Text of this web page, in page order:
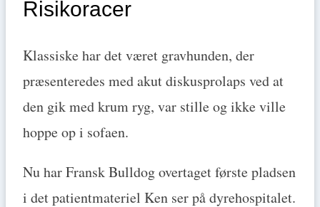
Risikoracer
Klassiske har det været gravhunden, der
præsenteredes med akut diskusprolaps ved at
den gik med krum ryg, var stille og ikke ville
hoppe op i sofaen.
Nu har Fransk Bulldog overtaget første pladsen
i det patientmateriel Ken ser på dyrehospitalet.